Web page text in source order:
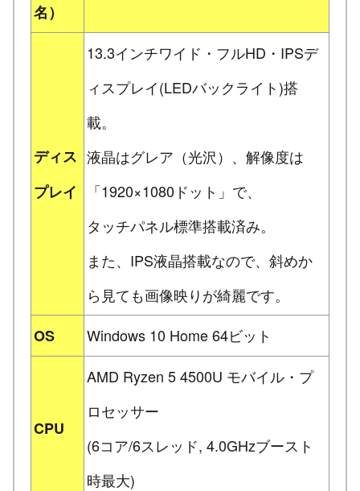
名）
ディス
プレイ
13.3インチワイド・フルHD・IPSデ
ィスプレイ(LEDバックライト)搭
載。
液晶はグレア（光沢）、解像度は
「1920×1080ドット」で、
タッチパネル標準搭載済み。
また、IPS液晶搭載なので、斜めか
ら見ても画像映りが綺麗です。
OS
Windows 10 Home 64ビット
CPU
AMD Ryzen 5 4500U モバイル・プ
ロセッサー
(6コア/6スレッド, 4.0GHzブースト
時最大)